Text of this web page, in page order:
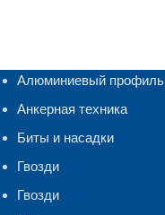
Алюминиевый профиль
Анкерная техника
Биты и насадки
Гвозди
Гвозди